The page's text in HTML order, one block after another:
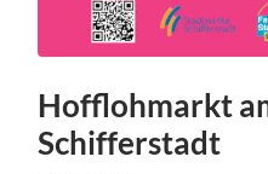
Hofflohmarkt
Schifferstadt